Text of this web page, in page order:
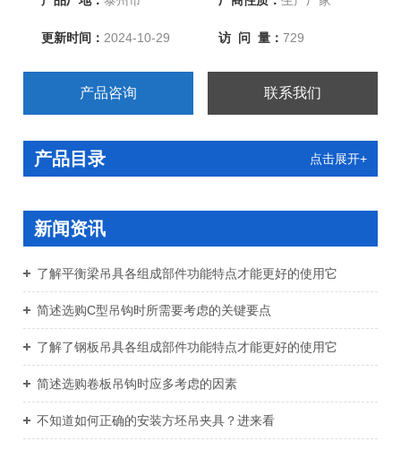
洽谈订购！
更新时间：2024-10-29 访 问 量： 729
产品咨询 联系我们
产品目录 点击展开+
新闻资讯
了解平衡梁吊具各组成部件功能特点才能更好的使用它
简述选购C型吊钩时所需要考虑的关键要点
了解了钢板吊具各组成部件功能特点才能更好的使用它
简述选购卷板吊钩时应多考虑的因素
不知道如何正确的安装方坯吊夹具？进来看